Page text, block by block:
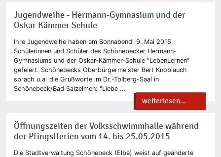
Jugendweihe - Hermann-Gymnasium und der
Oskar Kämmer Schule
Ihre Jugendweihe haben am Sonnabend, 9. Mai 2015,
Schülerinnen und Schüler des Schönebecker Hermann-
Gymnasiums und der Oskar-Kämmer-Schule "LebenLernen"
gefeiert. Schönebecks Oberbürgermeister Bert Knoblauch
sprach u.a. die Grußworte im Dr.-Tolberg-Saal in
Schönebeck/Bad Salzelmen: "Liebe ...
weiterlesen...
Öffnungszeiten der Volksschwimmhalle während
der Pfingstferien vom 14. bis 25.05.2015
Die Stadtverwaltung Schönebeck (Elbe) weist auf geänderte